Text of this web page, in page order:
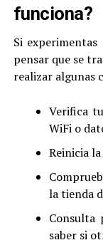
funciona?
Si
pensar que se
realizar algunas
Verifica
WiFi o
Reinicia
la tienda
Consulta
saber si